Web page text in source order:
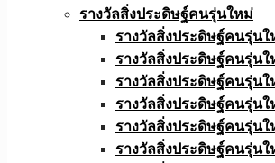
รางวัลสิ่งประดิษฐ์คนรุ่นใหม่
รางวัลสิ่งประดิษฐ์คนรุ่นใ
รางวัลสิ่งประดิษฐ์คนรุ่นใ
รางวัลสิ่งประดิษฐ์คนรุ่นใ
รางวัลสิ่งประดิษฐ์คนรุ่นใ
รางวัลสิ่งประดิษฐ์คนรุ่นใ
รางวัลสิ่งประดิษฐ์คนรุ่นใ